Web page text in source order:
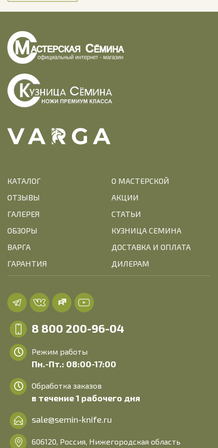
КАТАЛОГ
О МАСТЕРСКОЙ
ОТЗЫВЫ
АКЦИИ
ГАЛЕРЕЯ
СТАТЬИ
ОБЗОРЫ
КУЗНИЦА СЕМИНА
ВАРГА
ДОСТАВКА И ОПЛАТА
ГАРАНТИЯ
ДИЛЕРАМ
8 800 200-96-04
Режим работы
Пн.-Пт.: 08:00-17:00
Обработка заказов
в течение 1 рабочего дня
sale@semin-knife.ru
606120, Россия, Нижегородская область